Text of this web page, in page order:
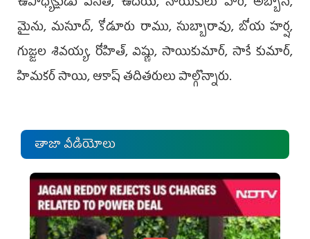
మైను, మసూద్, కోడూరు రాము, సుబ్బారావు, బోయ హర్ష,
గుజ్జల శివయ్య, రోహిత్, విష్ణు, సాయికుమార్, సాకే కుమార్,
హిమకర్‌ సాయి, ఆకాష్‌ తదితరులు పాల్గొన్నారు.
తాజా వీడియోలు